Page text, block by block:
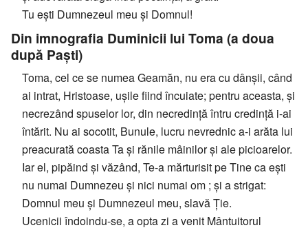
Tu ești Dumnezeul meu și Domnul!
Din imnografia Duminicii lui Toma (a doua
după Paști)
Toma, cel ce se numea Geamăn, nu era cu dânșii, când
ai intrat, Hristoase, ușile fiind încuiate; pentru aceasta, și
necrezând spuselor lor, din necredință întru credință i-ai
întărit. Nu ai socotit, Bunule, lucru nevrednic a-i arăta lui
preacurată coasta Ta și rănile mâinilor și ale picioarelor.
Iar el, pipăind și văzând, Te-a mărturisit pe Tine ca ești
nu numai Dumnezeu și nici numai om ; și a strigat:
Domnul meu și Dumnezeul meu, slavă Ție.
Ucenicii îndoindu-se, a opta zi a venit Mântuitorul